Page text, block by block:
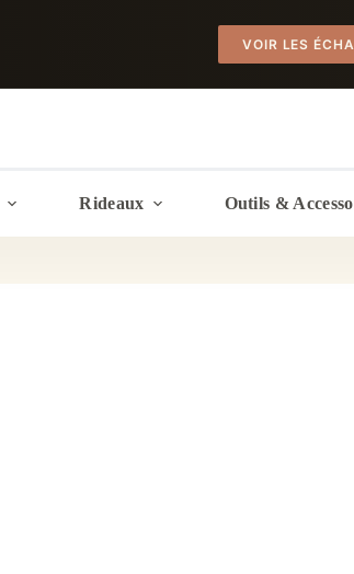
VOIR LES
Rideaux Outils &